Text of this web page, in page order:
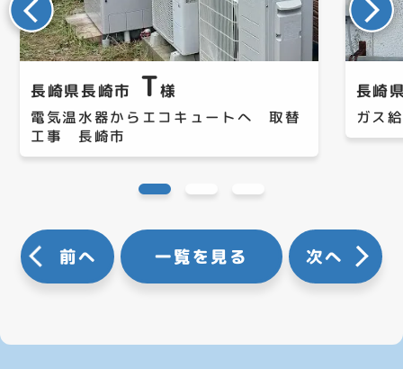
長崎県長崎市 T様
電気温水器からエコキュートへ 取替
工事 長崎市
長崎
ガス
前へ 一覧を見る 次へ